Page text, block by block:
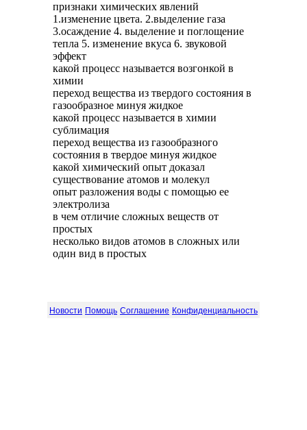
признаки химических явлений
1.изменение цвета. 2.выделение газа
3.осаждение 4. выделение и поглощение
тепла 5. изменение вкуса 6. звуковой
эффект
какой процесс называется возгонкой в
химии
переход вещества из твердого состояния в
газообразное минуя жидкое
какой процесс называется в химии
сублимация
переход вещества из газообразного
состояния в твердое минуя жидкое
какой химический опыт доказал
существование атомов и молекул
опыт разложения воды с помощью ее
электролиза
в чем отличие сложных веществ от
простых
несколько видов атомов в сложных или
один вид в простых
Новости Помощь Соглашение Конфиденциальность